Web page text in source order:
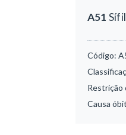
A51
Código:
Restrição
Causa